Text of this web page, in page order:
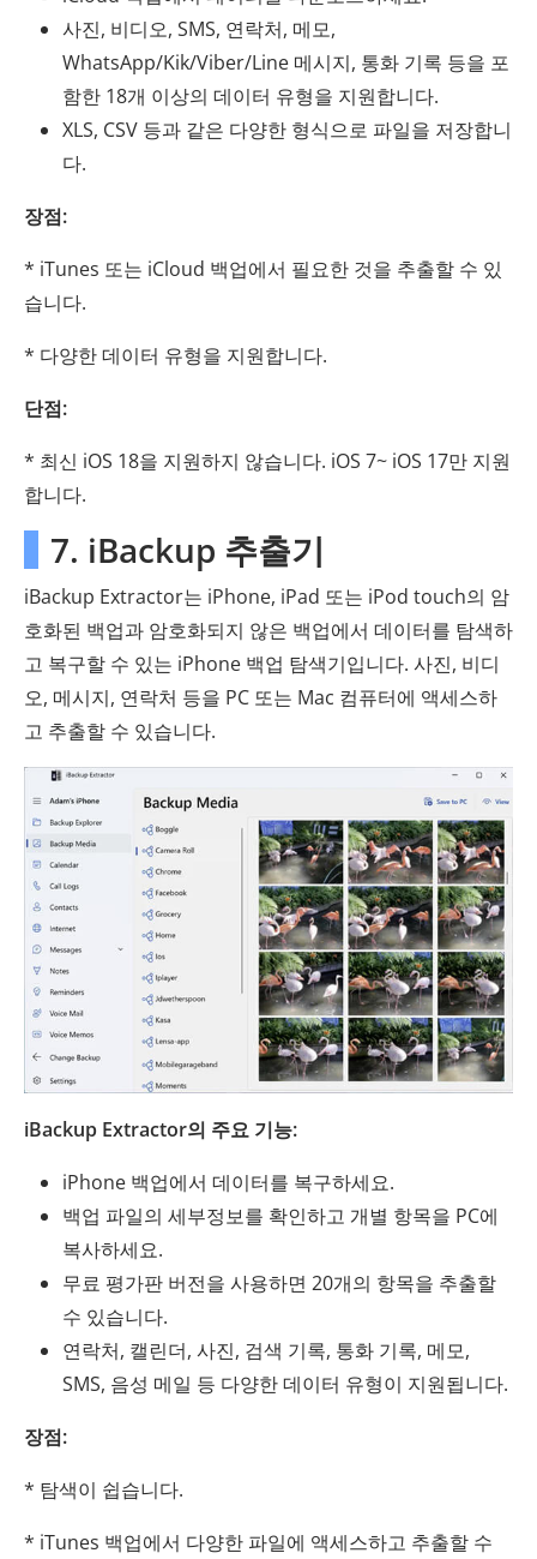
사진, 비디오, SMS, 연락처, 메모,
WhatsApp/Kik/Viber/Line 메시지, 통화 기록 등을 포
함한 18개 이상의 데이터 유형을 지원합니다.
XLS, CSV 등과 같은 다양한 형식으로 파일을 저장합니
다.
장점:
* iTunes 또는 iCloud 백업에서 필요한 것을 추출할 수 있
습니다.
* 다양한 데이터 유형을 지원합니다.
단점:
* 최신 iOS 18을 지원하지 않습니다. iOS 7~ iOS 17만 지원
합니다.
7. iBackup 추출기
iBackup Extractor는 iPhone, iPad 또는 iPod touch의 암
호화된 백업과 암호화되지 않은 백업에서 데이터를 탐색하
고 복구할 수 있는 iPhone 백업 탐색기입니다. 사진, 비디
오, 메시지, 연락처 등을 PC 또는 Mac 컴퓨터에 액세스하
고 추출할 수 있습니다.
iBackup Extractor의 주요 기능:
iPhone 백업에서 데이터를 복구하세요.
백업 파일의 세부정보를 확인하고 개별 항목을 PC에
복사하세요.
무료 평가판 버전을 사용하면 20개의 항목을 추출할
수 있습니다.
연락처, 캘린더, 사진, 검색 기록, 통화 기록, 메모,
SMS, 음성 메일 등 다양한 데이터 유형이 지원됩니다.
장점:
* 탐색이 쉽습니다.
* iTunes 백업에서 다양한 파일에 액세스하고 추출할 수